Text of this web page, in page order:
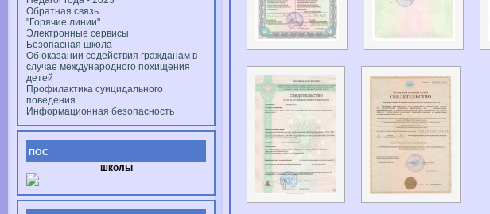
Обратная связь
"Горячие линии"
Электронные сервисы
Безопасная школа
Об оказании содействия гражданам в
случае международного похищения
детей
Профилактика суицидального
поведения
Информационная безопасность
ПОС
школы